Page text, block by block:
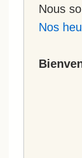
Nous
Nos